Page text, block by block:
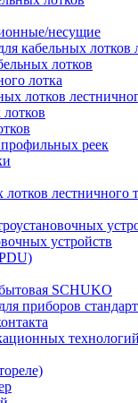
несущие
кабельных лотков
лотков
лотка
лотков
реек
лотков лестничного
устройств
SCHUKO
приборов
технологий